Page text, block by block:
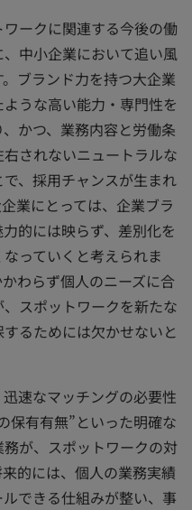
ークに関連する今後の働
中小企業において追い風
ブランド力を持つ大企業
うな高い能力・専門性を
かつ、業務内容と労働条
されないニュートラルな
、採用チャンスが生まれ
業にとっては、企業ブラ
的には映らず、差別化を
っていくと考えられま
わらず個人のニーズに合
スポットワークを新たな
るためには欠かせないと
速なマッチングの必要性
保有有無”といった明確な
が、スポットワークの対
的には、個人の業務実績
できる仕組みが整い、事